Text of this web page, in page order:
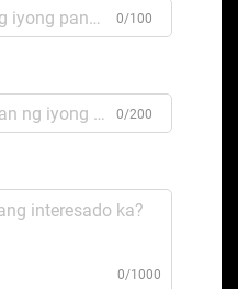
0/100
0/200
0/1000